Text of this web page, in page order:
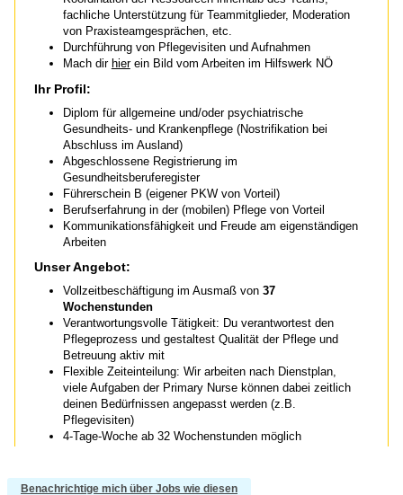
Benachrichtige mich über Jobs wie diesen